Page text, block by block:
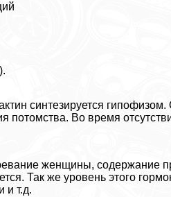
синтезируется
потомства. Во время
женщины, содержание
Так же уровень этого
и т.д.